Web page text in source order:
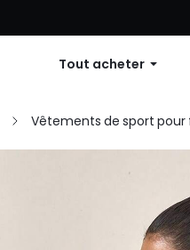
Tout acheter
Vêtements de sport